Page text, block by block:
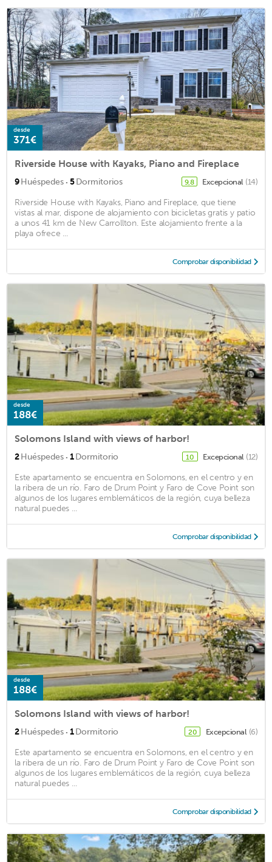
desde
371€
Riverside House with Kayaks, Piano and Fireplace
9Huéspedes · 5Dormitorios 9,8 Excepcional (14)
Riverside House with Kayaks, Piano and Fireplace, que tiene
vistas al mar, dispone de alojamiento con bicicletas gratis y patio
a unos 41 km de New Carrollton. Este alojamiento frente a la
playa ofrece ...
Comprobar disponibilidad
desde
188€
Solomons Island with views of harbor!
2Huéspedes · 1Dormitorio 10 Excepcional (12)
Este apartamento se encuentra en Solomons, en el centro y en
la ribera de un río. Faro de Drum Point y Faro de Cove Point son
algunos de los lugares emblemáticos de la región, cuya belleza
natural puedes ...
Comprobar disponibilidad
desde
188€
Solomons Island with views of harbor!
2Huéspedes · 1Dormitorio 20 Excepcional (6)
Este apartamento se encuentra en Solomons, en el centro y en
la ribera de un río. Faro de Drum Point y Faro de Cove Point son
algunos de los lugares emblemáticos de la región, cuya belleza
natural puedes ...
Comprobar disponibilidad